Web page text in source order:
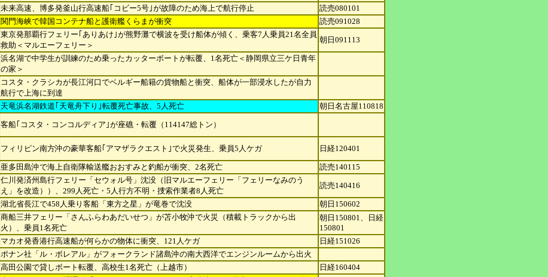
未来高速、博多発釜山行高速船｢コビー5号｣が故障のため海上で航行停止 読売080101
関門海峡で韓国コンテナ船と護衛艦くらまが衝突 読売091028
東京発那覇行フェリー｢ありあけ｣が熊野灘で横波を受け船体が傾く、乗客7人乗員21名全員
救助＜マルエーフェリー＞
朝日091113
浜名湖で中学生が訓練のため乗ったカッターボートが転覆、1名死亡＜静岡県立三ケ日青年
の家＞
コスタ・クラシカが長江河口でベルギー船籍の貨物船と衝突、船体が一部浸水したが自力
航行で上海に到達
天竜浜名湖鉄道｢天竜舟下り｣転覆死亡事故、5人死亡 朝日名古屋110818
客船｢コスタ・コンコルディア｣が座礁・転覆（114147総トン）
フィリピン南方沖の豪華客船｢アマザラクエスト｣で火災発生、乗員5人ケガ 日経120401
亜多田島沖で海上自衛隊輸送艦おおすみと釣船が衝突、2名死亡 読売140115
仁川発済州島行フェリー「セウォル号」沈没（旧マルエーフェリー「フェリーなみのう
え」を改造））、299人死亡・5人行方不明・捜索作業者8人死亡
読売140416
湖北省長江で458人乗り客船「東方之星」が竜巻で沈没 朝日150602
商船三井フェリー「さんふらわあだいせつ」が苫小牧沖で火災（積載トラックから出
火）、乗員1名死亡
朝日150801、日経
150801
マカオ発香港行高速船が何らかの物体に衝突、121人ケガ
日経151026
ポナン社「ル・ボレアル」がフォークランド諸島沖の南大西洋でエンジンルームから出火
高田公園で貸しボート転覆、高校生1名死亡（上越市）
日経160404